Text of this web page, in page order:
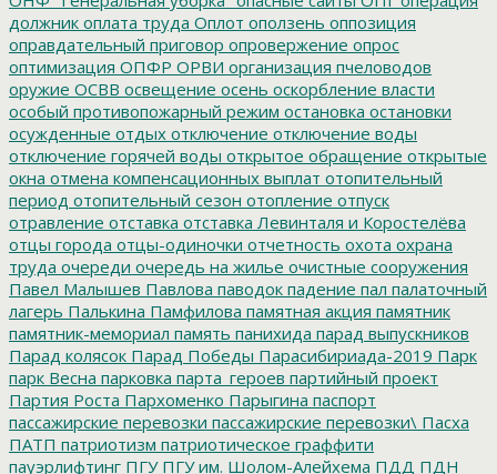
должник оплата труда Оплот оползень оппозиция
оправдательный приговор опровержение опрос
оптимизация ОПФР ОРВИ организация пчеловодов
оружие ОСВВ освещение осень оскорбление власти
особый противопожарный режим остановка остановки
осужденные отдых отключение отключение воды
отключение горячей воды открытое обращение открытые
окна отмена компенсационных выплат отопительный
период отопительный сезон отопление отпуск
отравление отставка отставка Левинталя и Коростелёва
отцы города отцы-одиночки отчетность охота охрана
труда очереди очередь на жилье очистные сооружения
Павел Малышев Павлова паводок падение пал палаточный
лагерь Палькина Памфилова памятная акция памятник
памятник-мемориал память панихида парад выпускников
Парад колясок Парад Победы Парасибириада-2019 Парк
парк Весна парковка парта_героев партийный проект
Партия Роста Пархоменко Парыгина паспорт
пассажирские перевозки пассажирские перевозки\ Пасха
ПАТП патриотизм патриотическое граффити
пауэрлифтинг ПГУПГУ им. Шолом-Алейхема ПДД ПДН